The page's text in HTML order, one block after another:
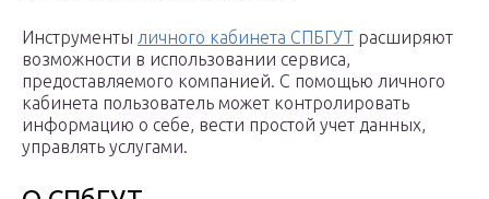
Инструменты личного кабинета СПБГУТ расширяют
возможности в использовании сервиса,
предоставляемого компанией. С помощью личного
кабинета пользователь может контролировать
информацию о себе, вести простой учет данных,
управлять услугами.